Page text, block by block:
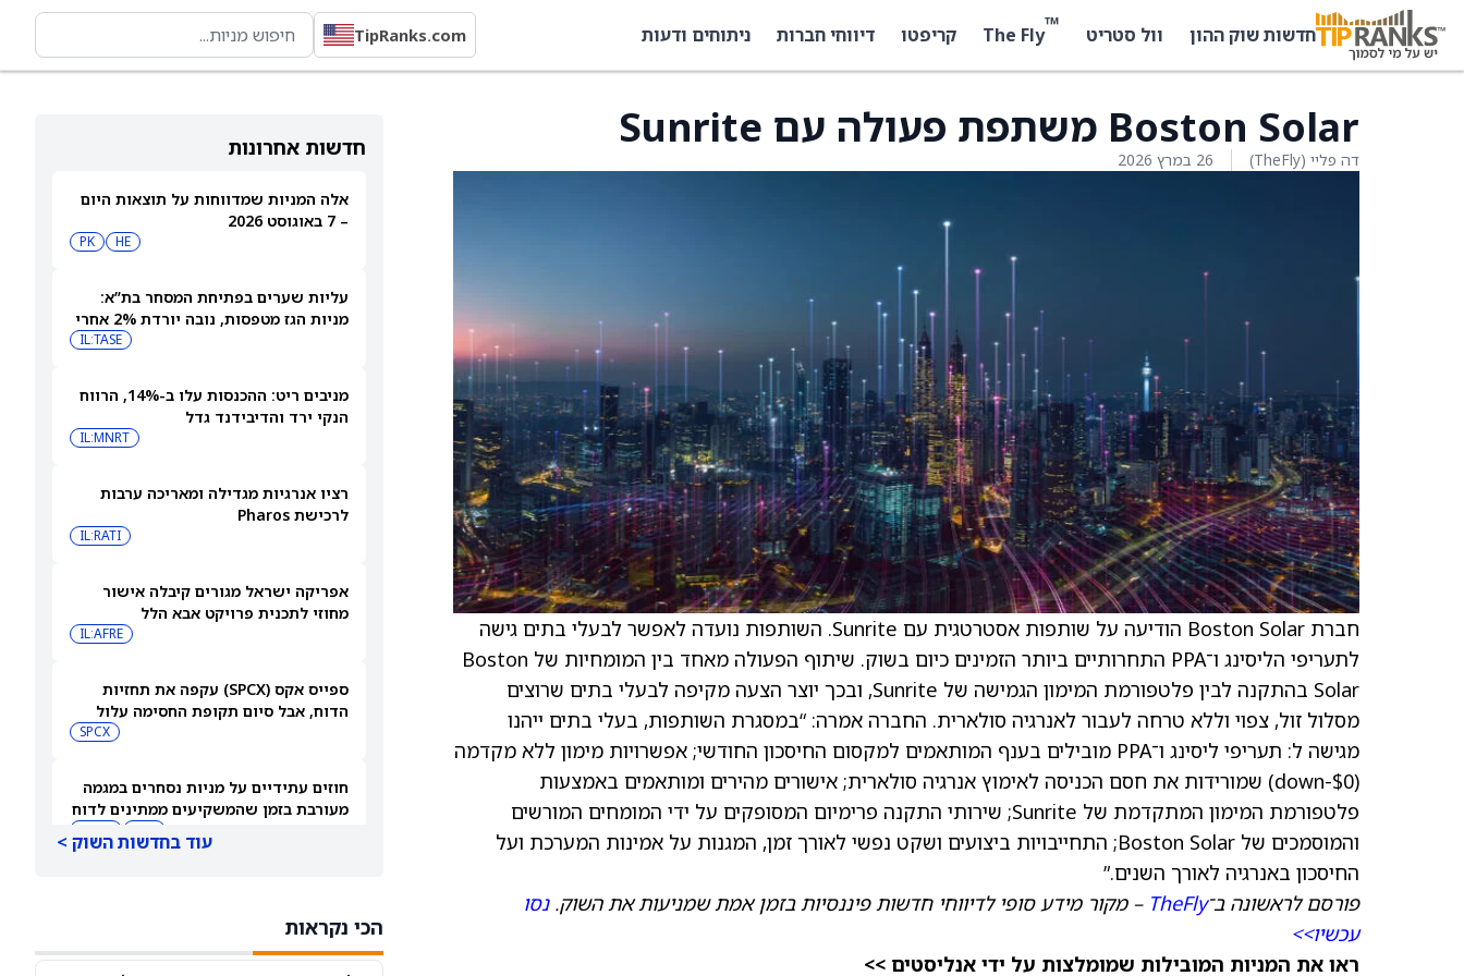
חדשות שוק ההון וול סטריט ™
The Fly קריפטו דיווחי חברות ניתוחים ודעות TipRanks.com
חדשות אחרונות
אלה המניות שמדווחות על תוצאות היום
– 7 באוגוסט 2026
HE
PK
עליות שערים בפתיחת המסחר בת”א:
מניות הגז מטפסות, נובה יורדת 2% אחרי
IL:TASE
מניבים ריט: ההכנסות עלו ב-14%, הרווח
הנקי ירד והדיבידנד גדל
IL:MNRT
רציו אנרגיות מגדילה ומאריכה ערבות
לרכישת Pharos
IL:RATI
אפריקה ישראל מגורים קיבלה אישור
מחוזי לתכנית פרויקט אבא הלל
IL:AFRE
ספייס אקס (SPCX) עקפה את תחזיות
הדוח, אבל סיום תקופת החסימה עלול
SPCX
חוזים עתידיים על מניות נסחרים במגמה
מעורבת בזמן שהמשקיעים ממתינים לדוח
עוד בחדשות השוק >
הכי נקראות
Boston Solar משתפת פעולה עם Sunrite
דה פליי (TheFly) 26 במרץ 2026
חברת Boston Solar הודיעה על שותפות אסטרטגית עם Sunrite. השותפות נועדה לאפשר לבעלי בתים גישה
לתעריפי הליסינג ו־PPA התחרותיים ביותר הזמינים כיום בשוק. שיתוף הפעולה מאחד בין המומחיות של Boston
Solar בהתקנה לבין פלטפורמת המימון הגמישה של Sunrite, ובכך יוצר הצעה מקיפה לבעלי בתים שרוצים
מסלול זול, צפוי וללא טרחה לעבור לאנרגיה סולארית. החברה אמרה: “במסגרת השותפות, בעלי בתים ייהנו
מגישה ל: תעריפי ליסינג ו־PPA מובילים בענף המותאמים למקסום החיסכון החודשי; אפשרויות מימון ללא מקדמה
($0-down) שמורידות את חסם הכניסה לאימוץ אנרגיה סולארית; אישורים מהירים ומותאמים באמצעות
פלטפורמת המימון המתקדמת של Sunrite; שירותי התקנה פרימיום המסופקים על ידי המומחים המורשים
והמוסמכים של Boston Solar; התחייבויות ביצועים ושקט נפשי לאורך זמן, המגנות על אמינות המערכת ועל
החיסכון באנרגיה לאורך השנים.”
פורסם לראשונה ב־TheFly – מקור מידע סופי לדיווחי חדשות פיננסיות בזמן אמת שמניעות את השוק.נסו
עכשיו>>
ראו את המניות המובילות שמומלצות על ידי אנליסטים >>